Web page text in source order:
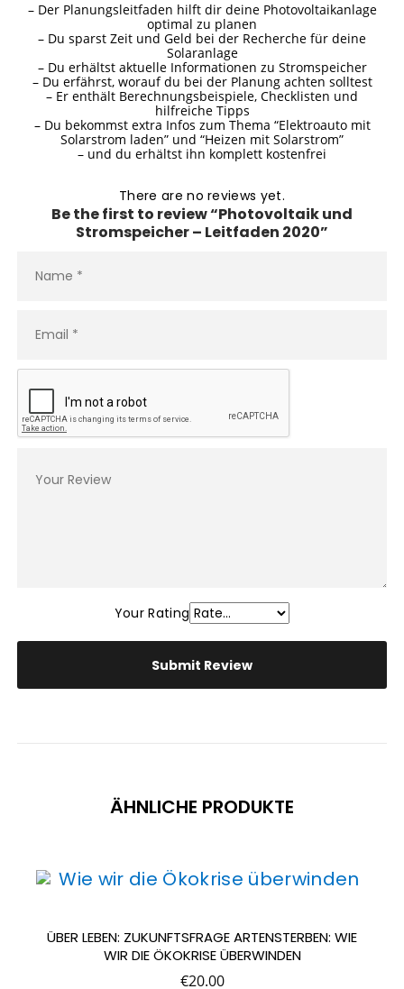
– Der Planungsleitfaden hilft dir deine Photovoltaikanlage
optimal zu planen
– Du sparst Zeit und Geld bei der Recherche für deine
Solaranlage
– Du erhältst aktuelle Informationen zu Stromspeicher
– Du erfährst, worauf du bei der Planung achten solltest
– Er enthält Berechnungsbeispiele, Checklisten und
hilfreiche Tipps
– Du bekommst extra Infos zum Thema “Elektroauto mit
Solarstrom laden” und “Heizen mit Solarstrom”
– und du erhältst ihn komplett kostenfrei
There are no reviews yet.
Be the first to review “Photovoltaik und
Stromspeicher – Leitfaden 2020”
Your Rating
ÄHNLICHE PRODUKTE
ÜBER LEBEN: ZUKUNFTSFRAGE ARTENSTERBEN: WIE
WIR DIE ÖKOKRISE ÜBERWINDEN
€20.00